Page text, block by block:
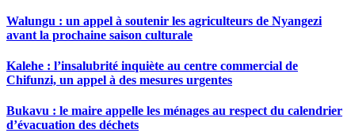
Walungu : un appel à soutenir les agriculteurs de Nyangezi
avant la prochaine saison culturale
Kalehe : l’insalubrité inquiète au centre commercial de
Chifunzi, un appel à des mesures urgentes
Bukavu : le maire appelle les ménages au respect du calendrier
d’évacuation des déchets